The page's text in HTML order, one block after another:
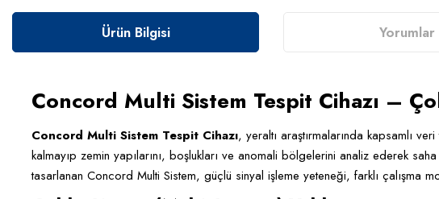
Ürün Bilgisi Yorumlar
Concord Multi Sistem Tespit Cihazı –
Concord Multi Sistem Tespit Cihazı, yeraltı araştırmalarında kapsamlı
kalmayıp zemin yapılarını, boşlukları ve anomali bölgelerini analiz ederek
tasarlanan Concord Multi Sistem, güçlü sinyal işleme yeteneği, farklı çalışma